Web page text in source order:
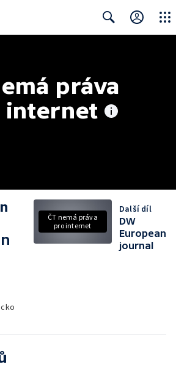
práva
internet
ČT nemá práva
pro internet
Další díl
DW
European
journal